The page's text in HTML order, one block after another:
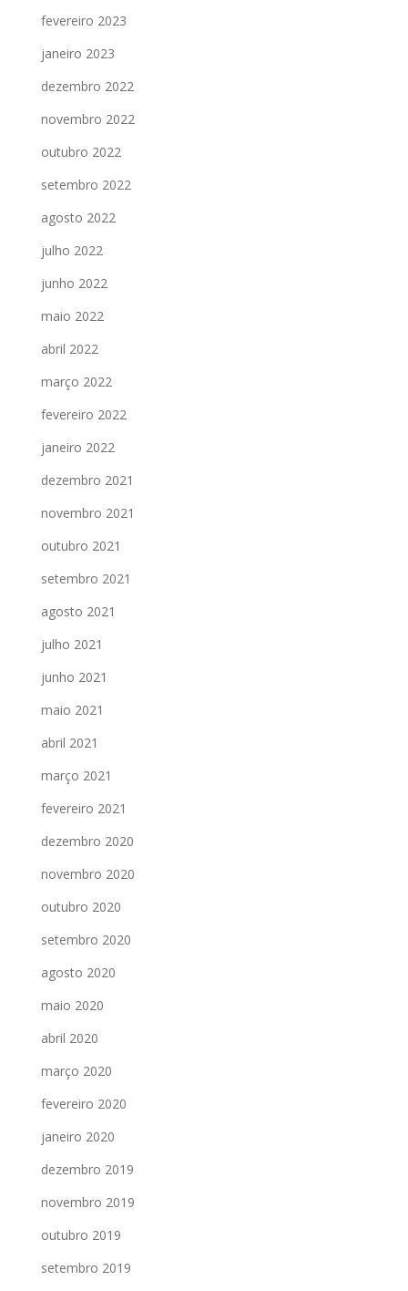
fevereiro 2023
janeiro 2023
dezembro 2022
novembro 2022
outubro 2022
setembro 2022
agosto 2022
julho 2022
junho 2022
maio 2022
abril 2022
março 2022
fevereiro 2022
janeiro 2022
dezembro 2021
novembro 2021
outubro 2021
setembro 2021
agosto 2021
julho 2021
junho 2021
maio 2021
abril 2021
março 2021
fevereiro 2021
dezembro 2020
novembro 2020
outubro 2020
setembro 2020
agosto 2020
maio 2020
abril 2020
março 2020
fevereiro 2020
janeiro 2020
dezembro 2019
novembro 2019
outubro 2019
setembro 2019